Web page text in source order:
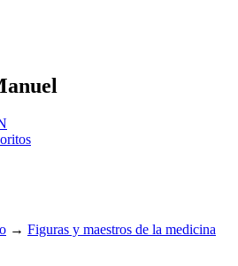
→ Figuras y maestros de la medicina